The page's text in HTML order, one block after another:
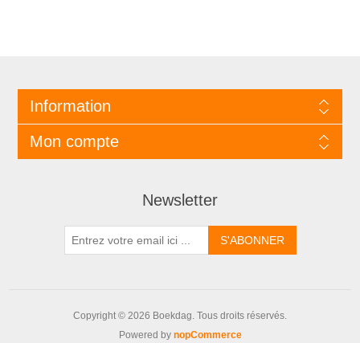
Information
Mon compte
Newsletter
Copyright © 2026 Boekdag. Tous droits réservés.
Powered by nopCommerce